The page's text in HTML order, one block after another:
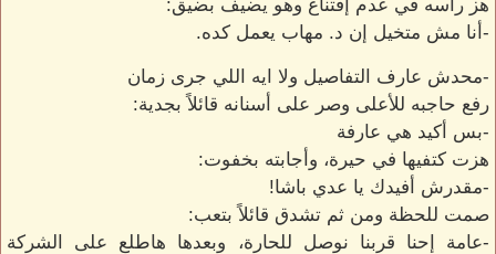
هز رأسه في عدم إقتناع وهو يضيف بضيق:
-أنا مش متخيل إن د. مهاب يعمل كده.
-محدش عارف التفاصيل ولا ايه اللي جرى زمان
رفع حاجبه للأعلى وصر على أسنانه قائلاً بجدية:
-بس أكيد هي عارفة
هزت كتفيها في حيرة، وأجابته بخفوت:
-مقدرش أفيدك يا عدي باشا!
صمت للحظة ومن ثم تشدق قائلاً بتعب:
-عامة إحنا قربنا نوصل للحارة، وبعدها هاطلع على الشركة